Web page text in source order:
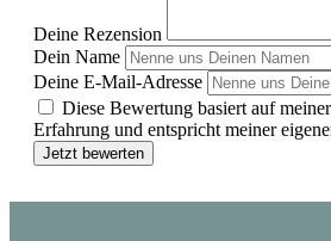
Deine Rezension
Dein Name
Deine E-Mail-Adresse
Diese Bewertung basiert auf
Erfahrung und entspricht meiner
Jetzt bewerten